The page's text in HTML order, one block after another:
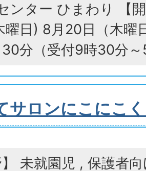
ンター ひまわり 【
曜日) 8月20日（木曜
30分（受付9時30分
サロンにこにこ
】 未就園児 , 保護者